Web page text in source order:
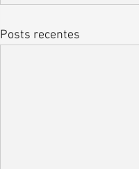
Posts recentes